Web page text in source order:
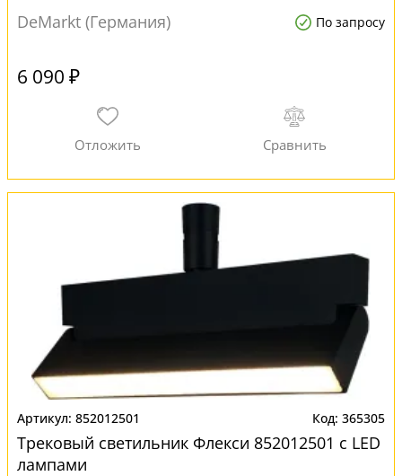
DeMarkt (Германия)
По запросу
6 090 ₽
852012501 365305
Трековый светильник Флекси 852012501 с LED
лампами